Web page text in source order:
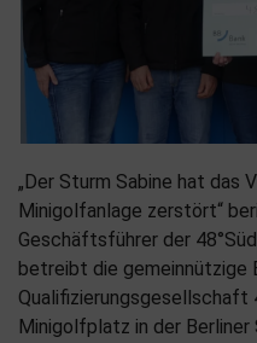
„Der Sturm Sabine hat das
Minigolfanlage zerstört“
Geschäftsführer der
betreibt die gemeinnützige
Qualifizierungsgesellschaft
Minigolfplatz in der